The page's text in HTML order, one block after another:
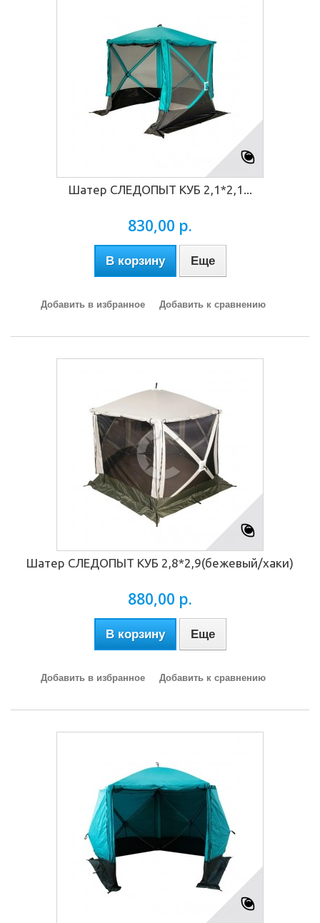
Шатер СЛЕДОПЫТ КУБ 2,1*2,1...
830,00 р.
В корзину Еще
Добавить в избранное Добавить к сравнению
Шатер СЛЕДОПЫТ КУБ 2,8*2,9(бежевый/хаки)
880,00 р.
В корзину Еще
Добавить в избранное Добавить к сравнению